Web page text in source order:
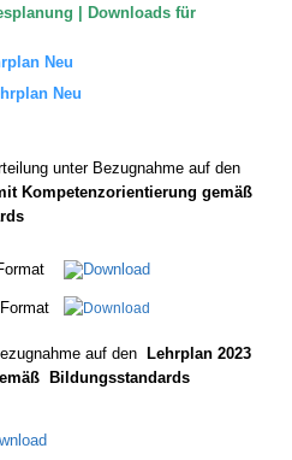
| Downloads für
Neu
Neu
unter Bezugnahme auf den
Kompetenzorientierung gemäß
auf den Lehrplan 2023
Bildungsstandards